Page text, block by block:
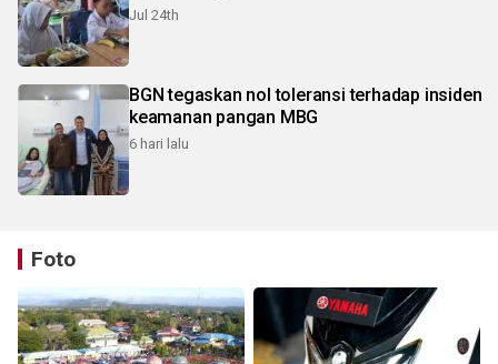
Jul 24th
BGN tegaskan nol toleransi terhadap insiden
keamanan pangan MBG
6 hari lalu
Foto